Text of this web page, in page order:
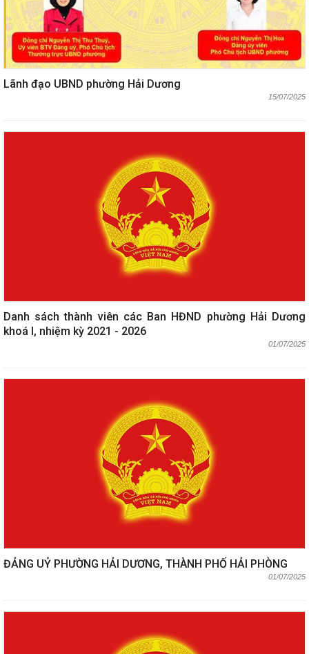
Lãnh đạo UBND phường Hải Dương
15/07/2025
Danh sách thành viên các Ban HĐND phường Hải Dương
khoá I, nhiệm kỳ 2021 - 2026
01/07/2025
ĐẢNG UỶ PHƯỜNG HẢI DƯƠNG, THÀNH PHỐ HẢI PHÒNG
01/07/2025